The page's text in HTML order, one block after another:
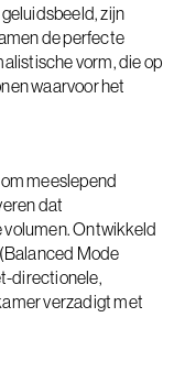
zijn
de perfecte
vorm, die op
waarvoor het
meeslepend
dat
volumen. Ontwikkeld
Mode
directionele,
verzadigt met